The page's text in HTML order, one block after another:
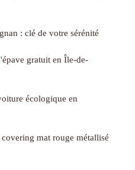
: clé de votre sérénité
gratuit en Île-de-
écologique en
mat rouge métallisé